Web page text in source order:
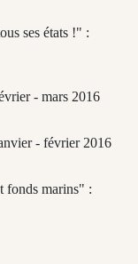
ses états !" :
- mars 2016
- février 2016
fonds marins" :